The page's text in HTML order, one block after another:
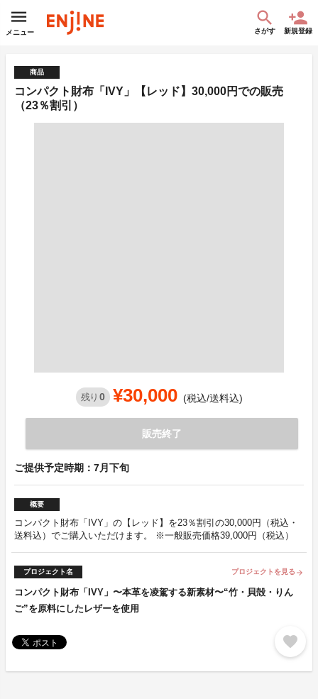
メニュー さがす 新規登録
商品
コンパクト財布「IVY」【レッド】30,000円での販売
（23％割引）
残り 0 ¥30,000 (税込/送料込)
販売終了
ご提供予定時期：7月下旬
概要
コンパクト財布「IVY」の【レッド】を23％割引の30,000円（税込・
送料込）でご購入いただけます。 ※一般販売価格39,000円（税込）
プロジェクト名 プロジェクトを見る arrow_forward
コンパクト財布「IVY」〜本革を凌駕する新素材〜“竹・貝殻・りん
ご”を原料にしたレザーを使用
favorite